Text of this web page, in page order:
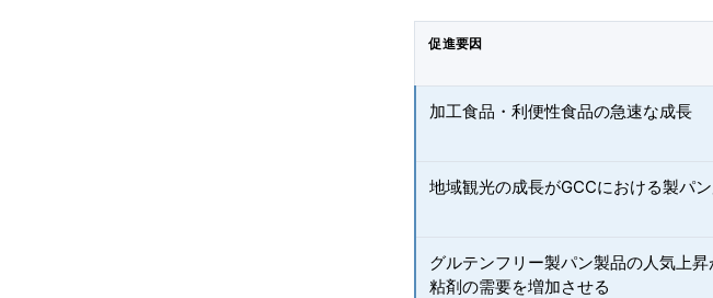
促進要因
加工食品・利便性食品の急速な成長
地域観光の成長がGCCにおける製パ
グルテンフリー製パン製品の人気上
粘剤の需要を増加させる